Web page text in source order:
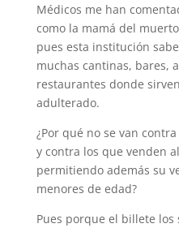
Médicos me han
como la mamá del
pues esta institución
muchas cantinas, bares,
restaurantes donde
adulterado.
¿Por qué no se van
y contra los que venden
permitiendo además su
menores de edad?
Pues porque el billete los